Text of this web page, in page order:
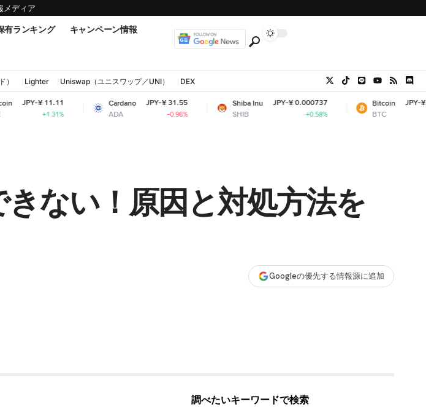
メディア
有ランキング キャンペーン情報
） Lighter Uniswap（ユニスワップ／UNI） DEX
Cardano
ADA
JPY-¥ 31.55
-0.96%
Shiba Inu
SHIB
JPY-¥ 0.000737
+0.58%
Bitcoin
BTC
JPY-¥ 10,252,531.94
ない！原因と対処方法を
Googleの優先する情報源に追加
調べたいキーワードで検索